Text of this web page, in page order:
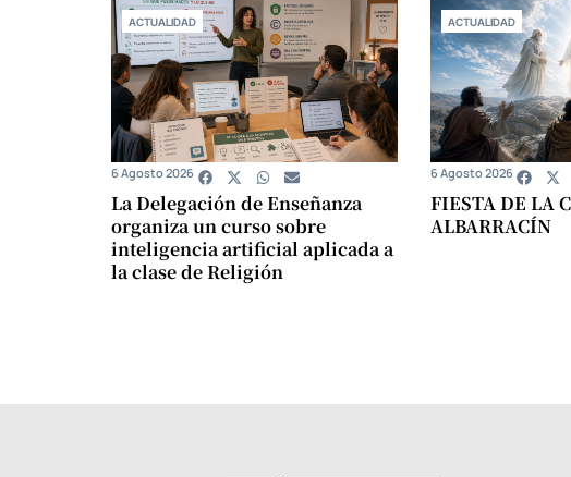
ACTUALIDAD
La Delegación de Enseñanza
organiza un curso sobre
inteligencia artificial aplicada a
la clase de Religión
6 Agosto 2026
ACTUALIDAD
FIESTA DE LA
ALBARRACÍN
6 Agosto 2026